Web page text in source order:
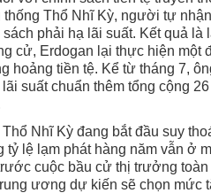
Thổ Nhĩ Kỳ, người tự nhận
phải hạ lãi suất. Kết quả là
cử, Erdogan lại thực hiện một
hoảng tiền tệ. Kể từ tháng 7,
suất chuẩn thêm tổng cộng
Nhĩ Kỳ đang bắt đầu suy
tỷ lệ lạm phát hàng năm vẫn ở
cuộc bầu cử thị trưởng toàn
ương dự kiến sẽ chọn mức